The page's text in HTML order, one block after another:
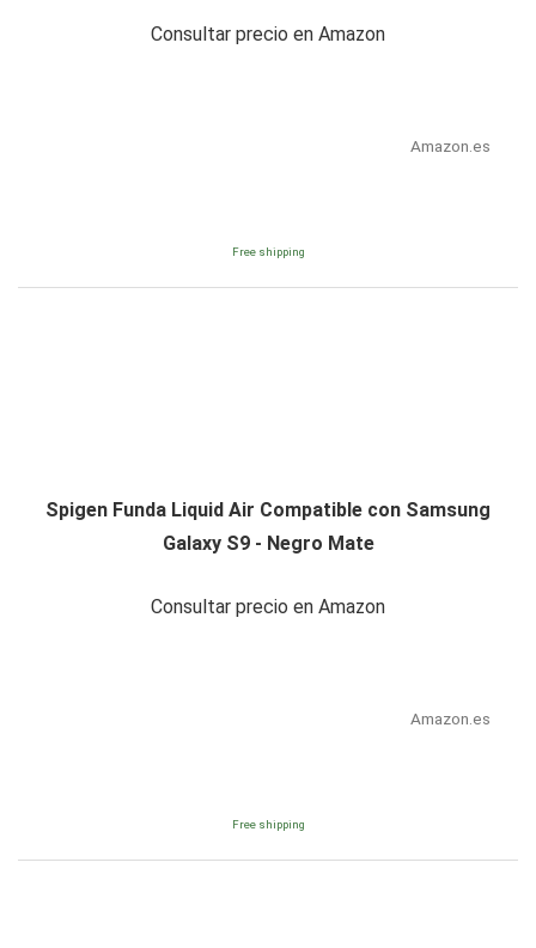
Consultar precio en Amazon
Amazon.es
Free shipping
Spigen Funda Liquid Air Compatible con Samsung
Galaxy S9 - Negro Mate
Consultar precio en Amazon
Amazon.es
Free shipping